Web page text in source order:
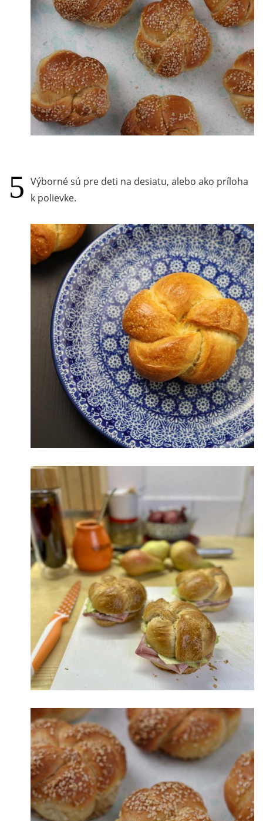
Výborné sú pre deti na desiatu, alebo ako príloha
k polievke.